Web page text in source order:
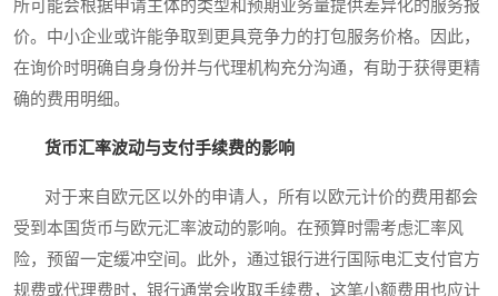
所可能会根据申请主体的类型和预期业务量提供差异化的服务报
价。中小企业或许能争取到更具竞争力的打包服务价格。因此，
在询价时明确自身身份并与代理机构充分沟通，有助于获得更精
确的费用明细。
货币汇率波动与支付手续费的影响
对于来自欧元区以外的申请人，所有以欧元计价的费用都会
受到本国货币与欧元汇率波动的影响。在预算时需考虑汇率风
险，预留一定缓冲空间。此外，通过银行进行国际电汇支付官方
规费或代理费时，银行通常会收取手续费，这笔小额费用也应计